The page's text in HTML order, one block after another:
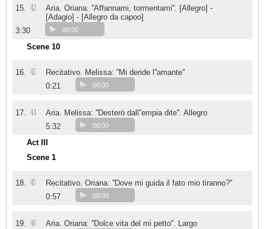
15. 42
Aria. Oriana: ''Affannami, tormentami''. [Allegro] -
[Adagio] - [Allegro da capoo]
3:30
00:00
Scene 10
16. 43
Recitativo. Melissa: ''Mi deride l''amante''
0:21
00:00
17. 44
Aria. Melissa: ''Desterò dall''empia dite''. Allegro
5:32
00:00
Act III
Scene 1
18. 45
Recitativo. Oriana: ''Dove mi guida il fato mio tiranno?''
0:57
00:00
19. 46
Aria. Oriana: ''Dolce vita del mi petto''. Largo